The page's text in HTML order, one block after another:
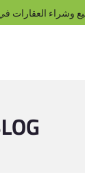
وشراء العقارات